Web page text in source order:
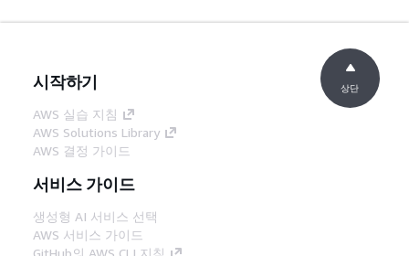
시작하기
AWS 실습 지침
AWS Solutions Library
AWS 결정 가이드
서비스 가이드
생성형 AI 서비스 선택
AWS 서비스 가이드
GitHub의 AWS CLI 지침
상단